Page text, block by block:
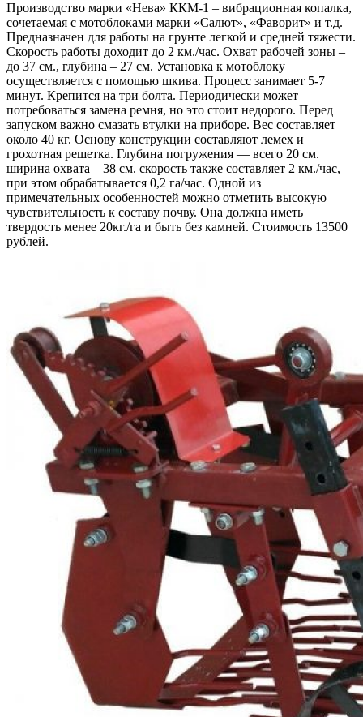
Производство марки «Нева» ККМ-1 – вибрационная копалка,
сочетаемая с мотоблоками марки «Салют», «Фаворит» и т.д.
Предназначен для работы на грунте легкой и средней тяжести.
Скорость работы доходит до 2 км./час. Охват рабочей зоны –
до 37 см., глубина – 27 см. Установка к мотоблоку
осуществляется с помощью шкива. Процесс занимает 5-7
минут. Крепится на три болта. Периодически может
потребоваться замена ремня, но это стоит недорого. Перед
запуском важно смазать втулки на приборе. Вес составляет
около 40 кг. Основу конструкции составляют лемех и
грохотная решетка. Глубина погружения — всего 20 см.
ширина охвата – 38 см. скорость также составляет 2 км./час,
при этом обрабатывается 0,2 га/час. Одной из
примечательных особенностей можно отметить высокую
чувствительность к составу почву. Она должна иметь
твердость менее 20кг./га и быть без камней. Стоимость 13500
рублей.